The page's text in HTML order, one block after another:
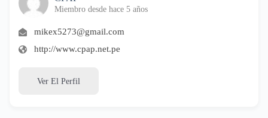
Miembro desde hace 5 años
mikex5273@gmail.com
http://www.cpap.net.pe
Ver El Perfil